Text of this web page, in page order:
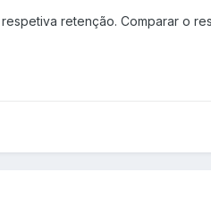
retenção. Comparar o